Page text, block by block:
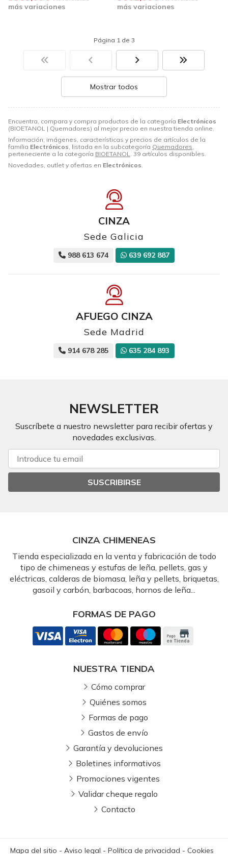
Encuentra, compara y compra productos de la categoría Electrónicos
(BIOETANOL | Quemadores) al mejor precio en nuestra tienda online.
Información, imágenes, características y precios de artículos de la
familia Electrónicos , listada en la subcategoría Quemadores
perteneciente a la categoría BIOETANOL
. 39 artículos disponibles.
Novedades, outlet y ofertas en Electrónicos
más variaciones más variaciones
Página 1 de 3
Mostrar todos
CINZA
Sede Galicia
988 613 674 639 692 887
AFUEGO CINZA
Sede Madrid
914 678 285 635 284 893
NEWSLETTER
Suscríbete a nuestro newsletter para recibir ofertas y
novedades exclusivas.
SUSCRIBIRSE
CINZA CHIMENEAS
Tienda especializada en la venta y fabricación de todo
tipo de chimeneas y estufas de leña, pellets, gas y
eléctricas, calderas de biomasa, leña y pellets, briquetas,
gasoil y carbón, barbacoas, hornos de leña...
FORMAS DE PAGO
NUESTRA TIENDA
Cómo comprar
Quiénes somos
Formas de pago
Gastos de envío
Garantía y devoluciones
Boletines informativos
Promociones vigentes
Validar cheque regalo
Contacto
Mapa del sitio - Aviso legal - Política de privacidad - Cookies